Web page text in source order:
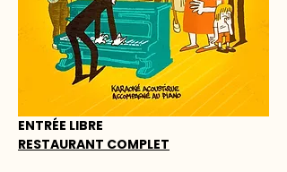
ENTRÉE LIBRE
RESTAURANT COMPLET